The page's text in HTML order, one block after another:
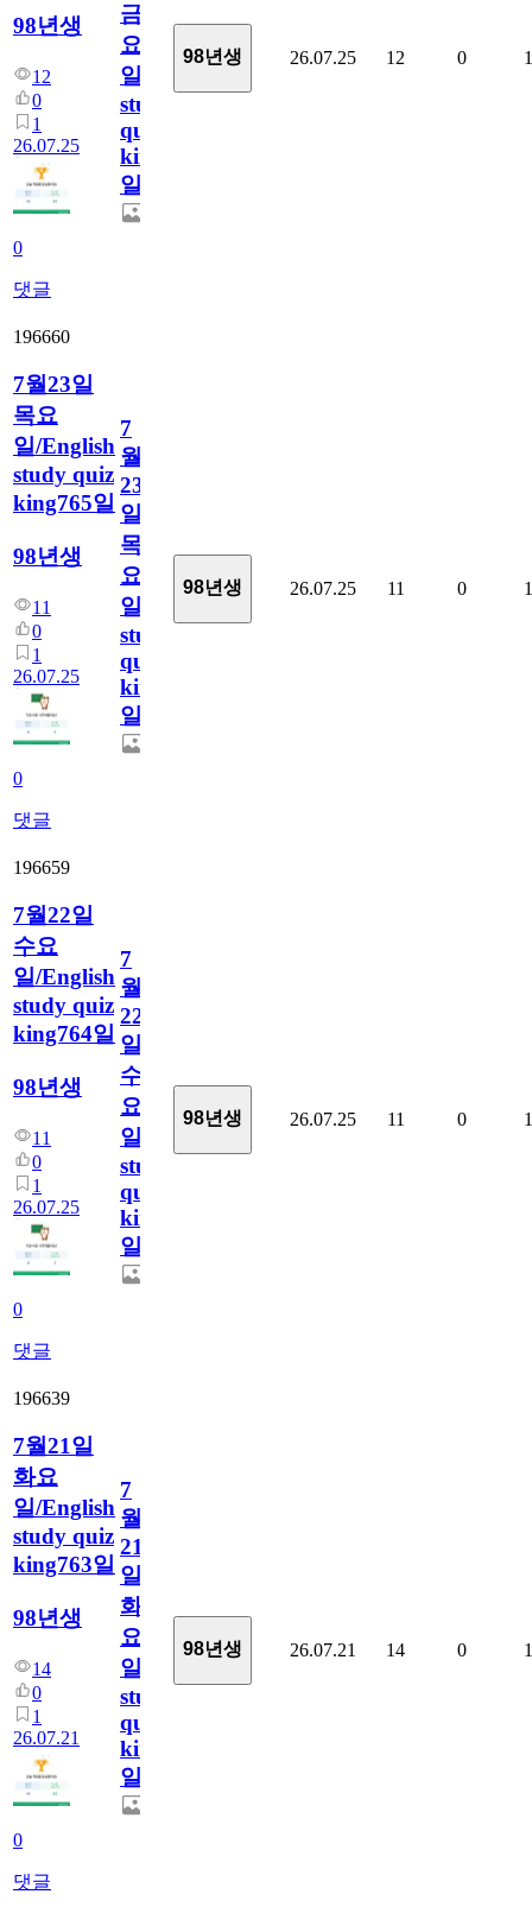
98년생
12
0
1
26.07.25
0
댓글
금
요
일/English
study
quiz
king766
일
98년생 26.07.25 12 0 1
196660
7월23일
목요
일/English
study quiz
king765일
98년생
11
0
1
26.07.25
0
댓글
7
월
23
일
목
요
일/English
study
quiz
king765
일
98년생 26.07.25 11 0 1
196659
7월22일
수요
일/English
study quiz
king764일
98년생
11
0
1
26.07.25
0
댓글
7
월
22
일
수
요
일/English
study
quiz
king764
일
98년생 26.07.25 11 0 1
196639
7월21일
화요
일/English
study quiz
king763일
98년생
14
0
1
26.07.21
0
댓글
7
월
21
일
화
요
일/English
study
quiz
king763
일
98년생 26.07.21 14 0 1